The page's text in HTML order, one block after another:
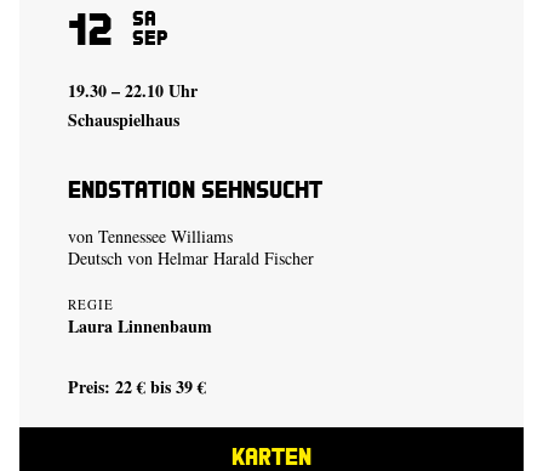
12 Sa
Sep
19.30 – 22.10 Uhr
Schauspielhaus
Endstation Sehnsucht
von Tennessee Williams
Deutsch von Helmar Harald Fischer
REGIE
Laura Linnenbaum
Preis: 22 € bis 39 €
KARTEN